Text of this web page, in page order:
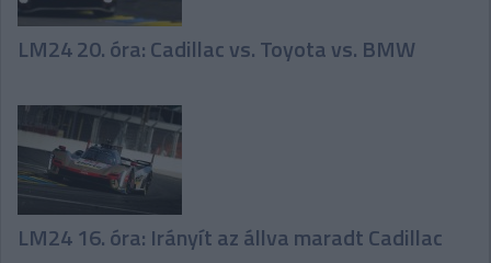
LM24 20. óra: Cadillac vs. Toyota vs. BMW
LM24 16. óra: Irányít az állva maradt Cadillac